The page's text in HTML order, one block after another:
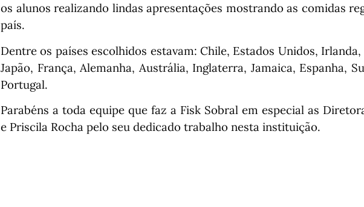
os alunos realizando lindas apresentações mostrando as comidas
país.
Dentre os países escolhidos estavam: Chile, Estados Unidos,
Japão, França, Alemanha, Austrália, Inglaterra, Jamaica, Espanha,
Portugal.
Parabéns a toda equipe que faz a Fisk Sobral em especial as
e Priscila Rocha pelo seu dedicado trabalho nesta instituição.